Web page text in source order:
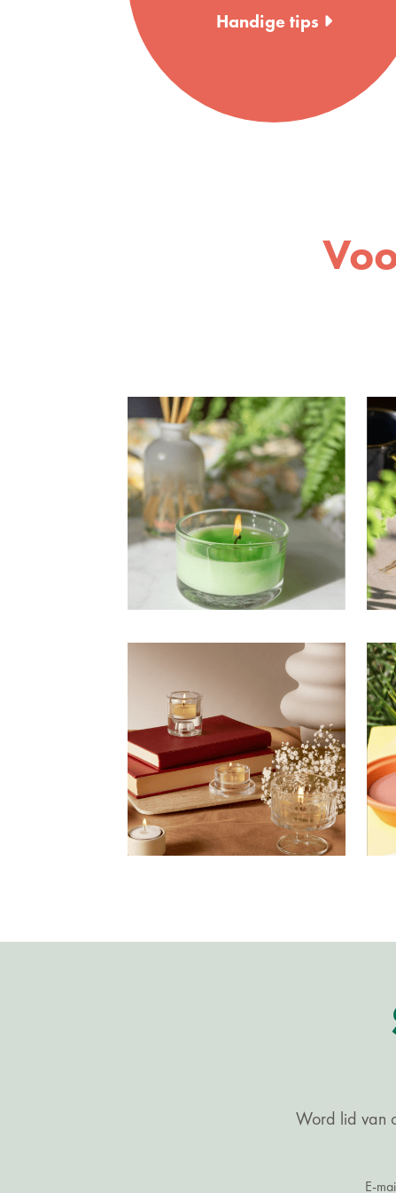
Handige tips
Word lid van
E-